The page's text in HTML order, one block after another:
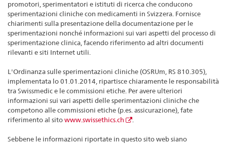
promotori, sperimentatori e istituti di ricerca che conducono
sperimentazioni cliniche con medicamenti in Svizzera. Fornisce
chiarimenti sulla presentazione della documentazione per le
sperimentazioni nonché informazioni sui vari aspetti del processo di
sperimentazione clinica, facendo riferimento ad altri documenti
rilevanti e siti Internet utili.
L'Ordinanza sulle sperimentazioni cliniche (OSRUm, RS 810.305),
implementata lo 01.01.2014, ripartisce chiaramente le responsabilità
tra Swissmedic e le commissioni etiche. Per avere ulteriori
informazioni sui vari aspetti delle sperimentazioni cliniche che
competono alle commissioni etiche (p.es. assicurazione), fate
riferimento al sitowww.swissethics.ch
Sebbene le informazioni riportate in questo sito web siano